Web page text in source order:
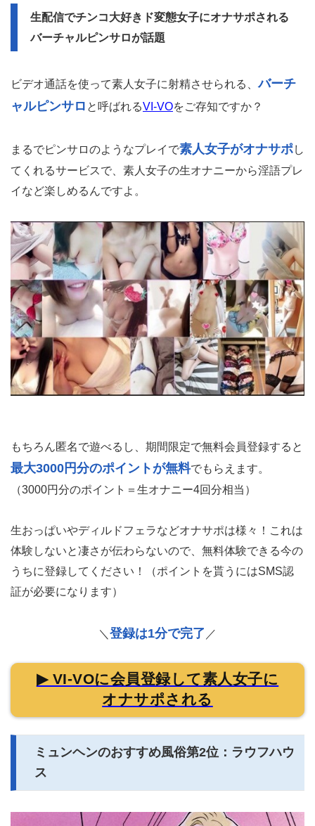
生配信でチンコ大好きド変態女子にオナサポされる
バーチャルピンサロが話題
ビデオ通話を使って素人女子に射精させられる、バーチ
ャルピンサロ と呼ばれるVI-VOをご存知ですか？
まるでピンサロのようなプレイで素人女子がオナサポし
てくれるサービスで、素人女子の生オナニーから淫語プレ
イなど楽しめるんですよ。
もちろん匿名で遊べるし、期間限定で無料会員登録すると
最大3000円分のポイントが無料でもらえます。
（3000円分のポイント＝生オナニー4回分相当）
生おっぱいやディルドフェラなどオナサポは様々！これは
体験しないと凄さが伝わらないので、無料体験できる今の
うちに登録してください！（ポイントを貰うにはSMS認
証が必要になります）
＼ 登録は1分で完了 ／
▶ VI-VOに会員登録して素人女子に
オナサポされる
ミュンヘンのおすすめ風俗第2位：ラウフハウ
ス